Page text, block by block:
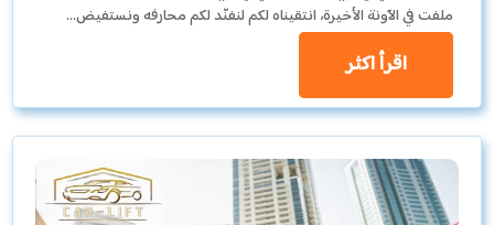
ملفت في الآونة الأخيرة، انتقيناه لكم لنفنّد لكم محارفه ونستفيض…
اقرأ اكثر